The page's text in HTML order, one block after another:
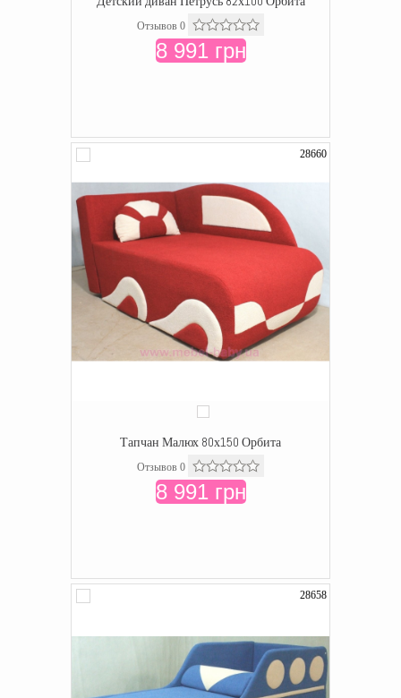
Отзывов 0
8 991 грн
28660
Тапчан Малюх 80х150 Орбита
Отзывов 0
8 991 грн
28658